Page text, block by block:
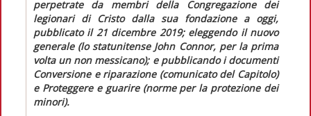
perpetrate da membri della Congregazione dei
legionari di Cristo dalla sua fondazione a oggi,
pubblicato il 21 dicembre 2019; eleggendo il nuovo
generale (lo statunitense John Connor, per la prima
volta un non messicano); e pubblicando i documenti
Conversione e riparazione (comunicato del Capitolo)
e Proteggere e guarire (norme per la protezione dei
minori).